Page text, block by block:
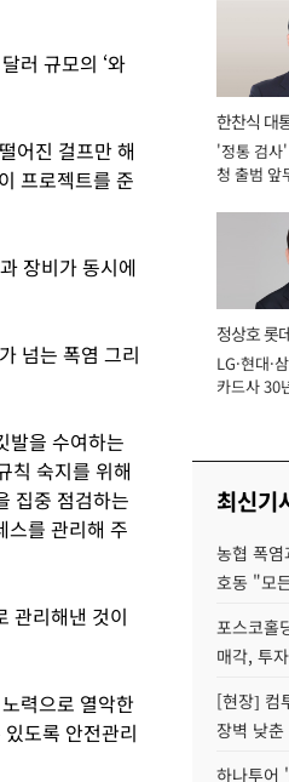
러 규모의 ‘와
어진 걸프만 해
프로젝트를 준
장비가 동시에
넘는 폭염 그리
발을 수여하는
칙 숙지를 위해
집중 점검하는
를 관리해 주
관리해낸 것이
력으로 열악한
도록 안전관리
한찬식 대
서관
'정통 검사
청 출범 앞
정상호 롯
장
LG·현대·
카드사 30
최신기
농협 폭
호동 "모
포스코홀
매각, 투
[현장] 컴
장벽 낮
하나투어